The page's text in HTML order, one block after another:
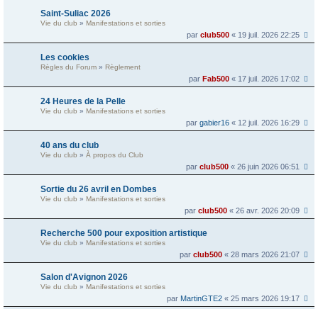
Saint-Suliac 2026
Vie du club » Manifestations et sorties
parclub500 « 19 juil. 2026 22:25
Les cookies
Règles du Forum » Règlement
parFab500 « 17 juil. 2026 17:02
24 Heures de la Pelle
Vie du club » Manifestations et sorties
pargabier16 « 12 juil. 2026 16:29
40 ans du club
Vie du club » À propos du Club
parclub500 « 26 juin 2026 06:51
Sortie du 26 avril en Dombes
Vie du club » Manifestations et sorties
parclub500 « 26 avr. 2026 20:09
Recherche 500 pour exposition artistique
Vie du club » Manifestations et sorties
parclub500 « 28 mars 2026 21:07
Salon d'Avignon 2026
Vie du club » Manifestations et sorties
par MartinGTE2 « 25 mars 2026 19:17